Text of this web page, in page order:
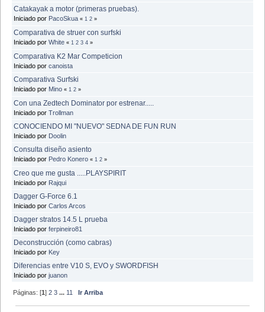
Catakayak a motor (primeras pruebas).
Iniciado por PacoSkua « 1 2 »
Comparativa de struer con surfski
Iniciado por White « 1 2 3 4 »
Comparativa K2 Mar Competicion
Iniciado por canoista
Comparativa Surfski
Iniciado por Mino « 1 2 »
Con una Zedtech Dominator por estrenar.....
Iniciado por Trollman
CONOCIENDO MI "NUEVO" SEDNA DE FUN RUN
Iniciado por Doolin
Consulta diseño asiento
Iniciado por Pedro Konero « 1 2 »
Creo que me gusta .....PLAYSPIRIT
Iniciado por Rajqui
Dagger G-Force 6.1
Iniciado por Carlos Arcos
Dagger stratos 14.5 L prueba
Iniciado por ferpineiro81
Deconstrucción (como cabras)
Iniciado por Key
Diferencias entre V10 S, EVO y SWORDFISH
Iniciado por juanon
Páginas: [1]2 3 ...11 Ir Arriba